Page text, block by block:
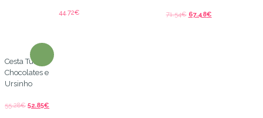
44.72€ 71.54€ 67.48€
Cesta Tulipas
Chocolates e
Ursinho
55.28€ 52.85€